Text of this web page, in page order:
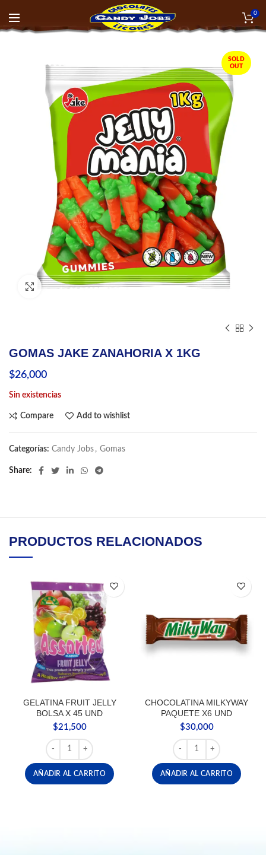
0
SOLD
OUT
Click to enlarge
GOMAS JAKE ZANAHORIA X 1KG
$26,000
Sin existencias
Compare Add to wishlist
Categorías: Candy Jobs , Gomas
Share
PRODUCTOS RELACIONADOS
GELATINA FRUIT JELLY
BOLSA X 45 UND
$21,500
GELATINA FRUIT JELLY BOLSA X 45 UND cantidad
AÑADIR AL CARRITO
CHOCOLATINA MILKYWAY
PAQUETE X6 UND
$30,000
CHOCOLATINA
AÑADIR AL CARRITO